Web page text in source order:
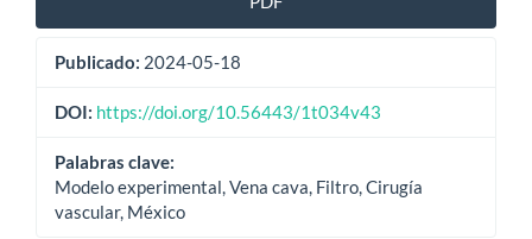
lateral
del
artículo
Publicado: 2024-05-18
DOI: https://doi.org/10.56443/1t034v43
Palabras clave:
Modelo experimental, Vena cava, Filtro, Cirugía
vascular, México